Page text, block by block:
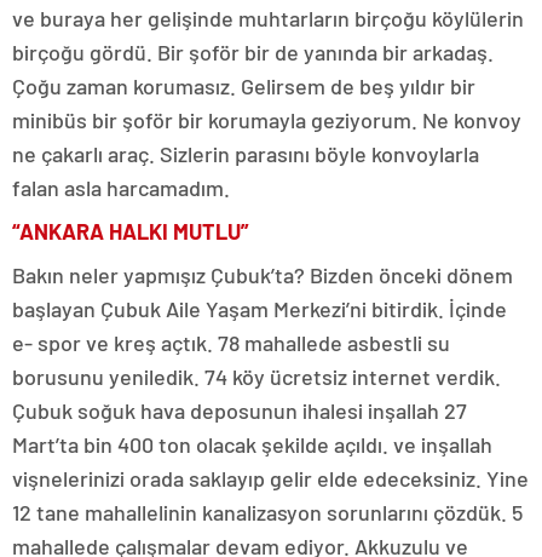
ve buraya her gelişinde muhtarların birçoğu köylülerin
birçoğu gördü. Bir şoför bir de yanında bir arkadaş.
Çoğu zaman korumasız. Gelirsem de beş yıldır bir
minibüs bir şoför bir korumayla geziyorum. Ne konvoy
ne çakarlı araç. Sizlerin parasını böyle konvoylarla
falan asla harcamadım.
“ANKARA HALKI MUTLU”
Bakın neler yapmışız Çubuk’ta? Bizden önceki dönem
başlayan Çubuk Aile Yaşam Merkezi’ni bitirdik. İçinde
e- spor ve kreş açtık. 78 mahallede asbestli su
borusunu yeniledik. 74 köy ücretsiz internet verdik.
Çubuk soğuk hava deposunun ihalesi inşallah 27
Mart’ta bin 400 ton olacak şekilde açıldı. ve inşallah
vişnelerinizi orada saklayıp gelir elde edeceksiniz. Yine
12 tane mahallelinin kanalizasyon sorunlarını çözdük. 5
mahallede çalışmalar devam ediyor. Akkuzulu ve